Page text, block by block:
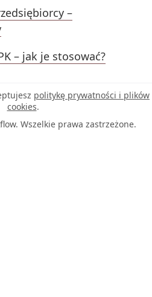
–
– jak je stosować?
politykę prywatności i plików
cookies.
Wszelkie prawa zastrzeżone.